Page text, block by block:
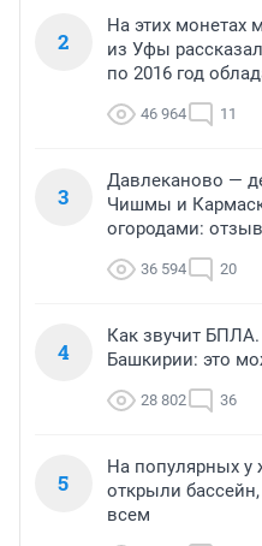
2
На этих монетах
из Уфы
по 2016 год
46 964 11
3
Давлеканово —
Чишмы и
огородами:
36 594 20
4
Как звучит
Башкирии: это
28 802 36
5
На популярных у
открыли
всем